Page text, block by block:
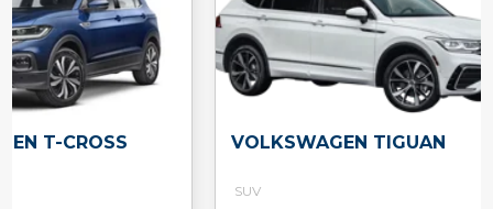
T-CROSS VOLKSWAGEN TIGUAN
SUV